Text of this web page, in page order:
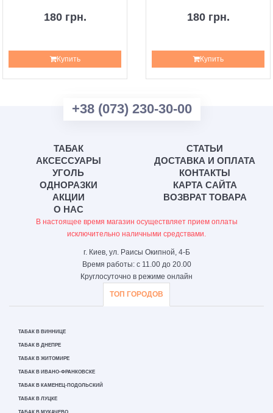
180 грн.
Купить
180 грн.
Купить
+38 (073) 230-30-00
ТАБАК
АКСЕССУАРЫ
УГОЛЬ
ОДНОРАЗКИ
АКЦИИ
О НАС
СТАТЬИ
ДОСТАВКА И ОПЛАТА
КОНТАКТЫ
КАРТА САЙТА
ВОЗВРАТ ТОВАРА
В настоящее время магазин осуществляет прием оплаты
исключительно наличными средствами.
г. Киев, ул. Раисы Окипной, 4-Б
Время работы: с 11.00 до 20.00
Круглосуточно в режиме онлайн
ТОП ГОРОДОВ
ТАБАК В ВИННИЦЕ
ТАБАК В ДНЕПРЕ
ТАБАК В ЖИТОМИРЕ
ТАБАК В ИВАНО-ФРАНКОВСКЕ
ТАБАК В КАМЕНЕЦ-ПОДОЛЬСКИЙ
ТАБАК В ЛУЦКЕ